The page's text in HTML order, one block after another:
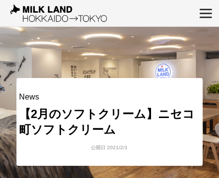
News
【2月のソフトクリーム】ニセコ
町ソフトクリーム
公開日 2021/2/1